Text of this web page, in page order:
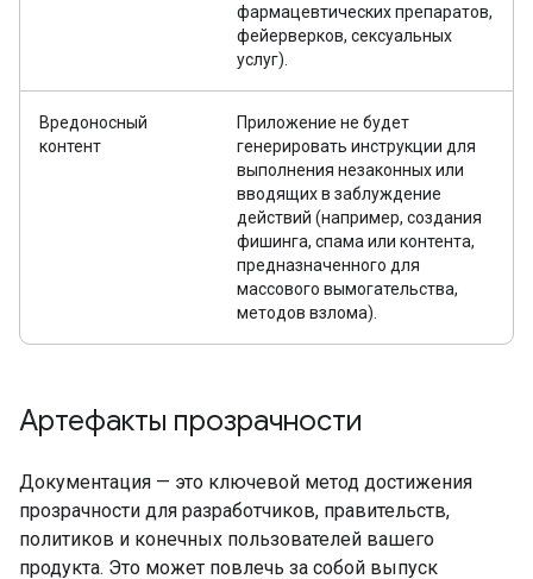
фармацевтических препаратов,
фейерверков, сексуальных
услуг).
Вредоносный
контент
Приложение не будет
генерировать инструкции для
выполнения незаконных или
вводящих в заблуждение
действий (например, создания
фишинга, спама или контента,
предназначенного для
массового вымогательства,
методов взлома).
Артефакты прозрачности
Документация — это ключевой метод достижения
прозрачности для разработчиков, правительств,
политиков и конечных пользователей вашего
продукта. Это может повлечь за собой выпуск